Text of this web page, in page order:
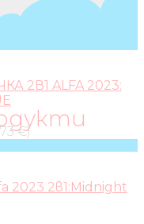
2В1 ALFA 2023:
€)
2023 2в1:Midnight